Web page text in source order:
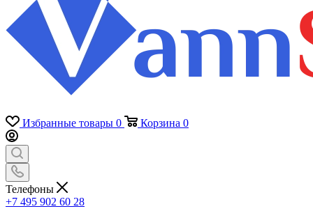
Избранные товары 0 Корзина 0
Телефоны
+7 495 902 60 28